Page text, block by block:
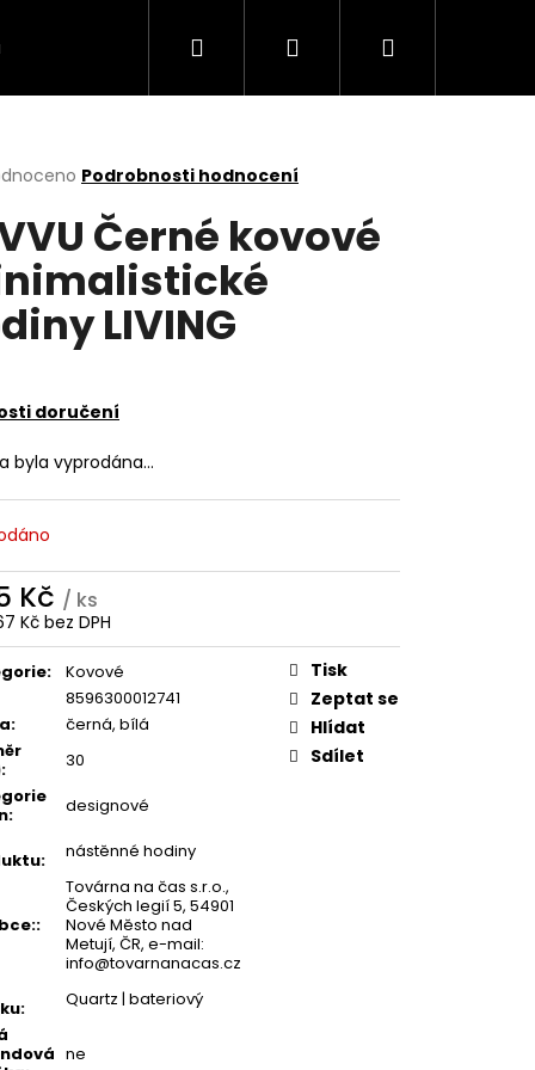
Hledat PřihlášeníNákupní
Podrobnosti hodnocení
Černé kovové
LIVING
doručení
byla vyprodána…
Kč / ks
Kč bez DPH
:
Kovové
8596300012741
:
černá, bílá
:
30
:
designové
: nástěnné hodiny
:
Továrna na čas s.r.o.,
Českých legií 5, 54901
Nové Město nad
Metují, ČR, e-mail:
info@tovarnanacas.cz
:
Quartz | bateriový
ne
Tisk
Zeptat se
Hlídat
Sdílet